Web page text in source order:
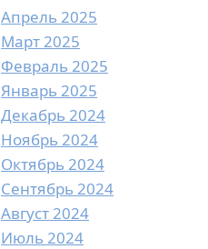
Апрель 2025
Март 2025
Февраль 2025
Январь 2025
Декабрь 2024
Ноябрь 2024
Октябрь 2024
Сентябрь 2024
Август 2024
Июль 2024